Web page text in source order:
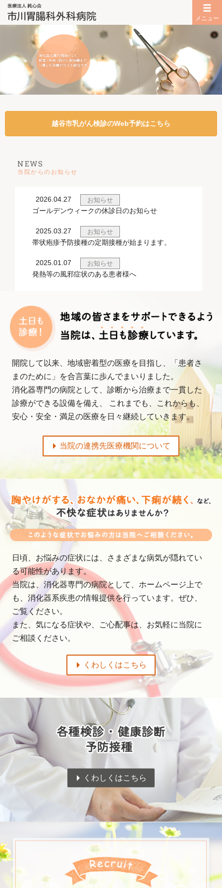
メニュー
越谷市乳がん検診のWeb予約はこちら
NEWS
当院からのお知らせ
2026.04.27 お知らせ
ゴールデンウィークの休診日のお知らせ
2025.03.27 お知らせ
帯状疱疹予防接種の定期接種が始まります。
2025.01.07 お知らせ
発熱等の風邪症状のある患者様へ
乳腺外来が始まります
開院して以来、地域密着型の医療を目指し、「患者さ
まのために」を合言葉に歩んでまいりました。
消化器専門の病院として、診断から治療まで一貫した
診療ができる設備を備え、
これまでも、これからも、
安心・安全・満足の医療を日々継続していきます。
当院の連携先医療機関について
日頃、お悩みの症状には、さまざまな病気が隠れてい
る可能性があります。
当院は、消化器専門の病院として、ホームページ上で
も、消化器系疾患の情報提供を行っています。ぜひ、
ご覧ください。
また、気になる症状や、ご心配事は、お気軽に当院に
ご相談ください。
くわしくはこちら
くわしくはこちら